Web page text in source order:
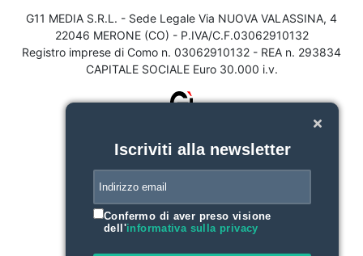
G11 MEDIA S.R.L. - Sede Legale Via NUOVA VALASSINA, 4
22046 MERONE (CO) - P.IVA/C.F.03062910132
Registro imprese di Como n. 03062910132 - REA n. 293834
CAPITALE SOCIALE Euro 30.000 i.v.
Iscriviti alla newsletter
Confermo di aver preso visione
dell'informativa sulla privacy